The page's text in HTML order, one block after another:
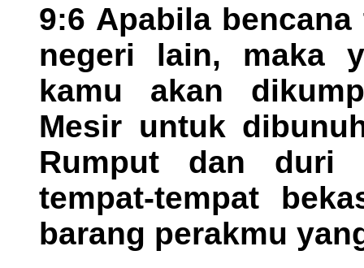
9:6 Apabila
negeri lain, maka
kamu akan
Mesir untuk
Rumput dan duri
tempat-tempat
barang perakmu